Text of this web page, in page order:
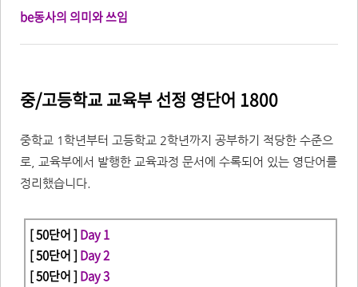
be동사의 의미와 쓰임
중/고등학교 교육부 선정 영단어 1800
중학교 1학년부터 고등학교 2학년까지 공부하기 적당한 수준으
로, 교육부에서 발행한 교육과정 문서에 수록되어 있는 영단어를
정리했습니다.
[ 50단어 ] Day 1
[ 50단어 ] Day 2
[ 50단어 ] Day 3